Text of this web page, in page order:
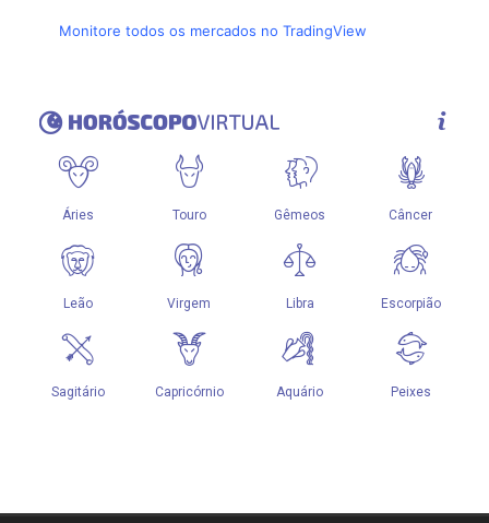
Monitore todos os mercados no TradingView